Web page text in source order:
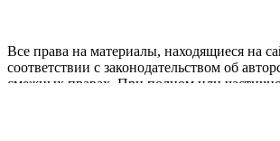
Все права на материалы, находящиеся на
соответствии с законодательством об
смежных правах. При полном или